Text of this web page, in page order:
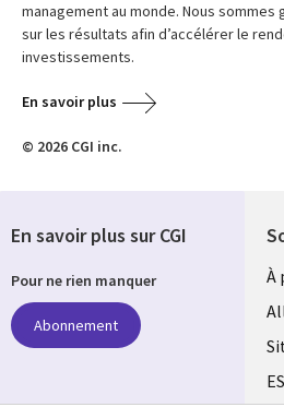
management au monde. Nous
sur les résultats afin d’accélérer le
investissements.
En savoir plus
© 2026 CGI inc.
À
En savoir plus sur CGI
Pour ne rien manquer
Abonnement